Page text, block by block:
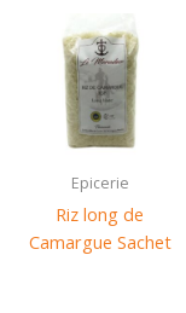
Epicerie
Riz long de
Camargue Sachet